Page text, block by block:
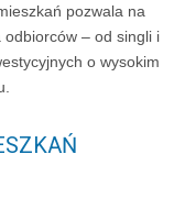
pozwala na
– od singli i
o wysokim